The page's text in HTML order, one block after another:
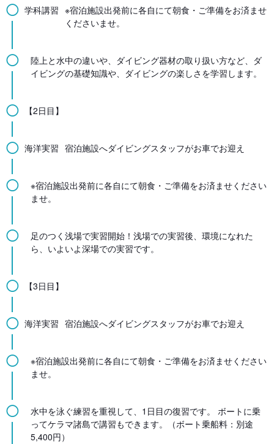
◯ 学科講習 ※宿泊施設出発前に各自にて朝食・ご準備をお済ませ
くださいませ。
◯
陸上と水中の違いや、ダイビング器材の取り扱い方など、ダ
イビングの基礎知識や、ダイビングの楽しさを学習します。
◯ 【2日目】
◯ 海洋実習 宿泊施設へダイビングスタッフがお車でお迎え
◯
※宿泊施設出発前に各自にて朝食・ご準備をお済ませください
ませ。
◯
足のつく浅場で実習開始！浅場での実習後、環境になれた
ら、いよいよ深場での実習です。
◯ 【3日目】
◯ 海洋実習 宿泊施設へダイビングスタッフがお車でお迎え
◯
※宿泊施設出発前に各自にて朝食・ご準備をお済ませください
ませ。
◯
水中を泳ぐ練習を重視して、1日目の復習です。 ボートに乗
ってケラマ諸島で講習もできます。（ボート乗船料：別途
5,400円）